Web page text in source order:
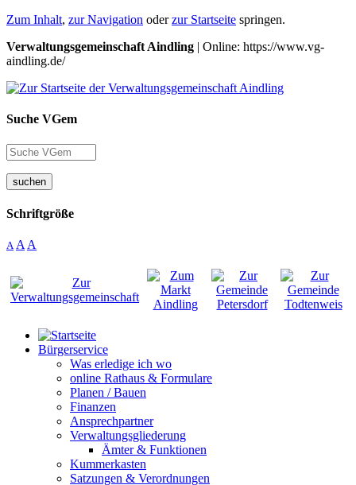
Zum Inhalt, zur Navigation oderzur Startseite springen.
Verwaltungsgemeinschaft Aindling | Online: https://www.vg-
aindling.de/
Suche VGem
suchen
Schriftgröße
A A A
Bürgerservice
Was erledige ich wo
online Rathaus & Formulare
Planen / Bauen
Finanzen
Ansprechpartner
Verwaltungsgliederung
Ämter & Funktionen
Kummerkasten
Satzungen & Verordnungen